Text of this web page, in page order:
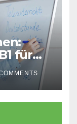
für